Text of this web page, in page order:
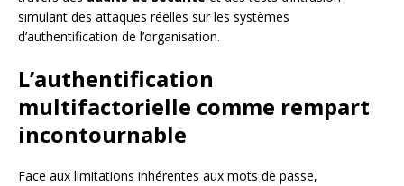
simulant des attaques réelles sur les systèmes
d’authentification de l’organisation.
L’authentification
multifactorielle comme rempart
incontournable
Face aux limitations inhérentes aux mots de passe,